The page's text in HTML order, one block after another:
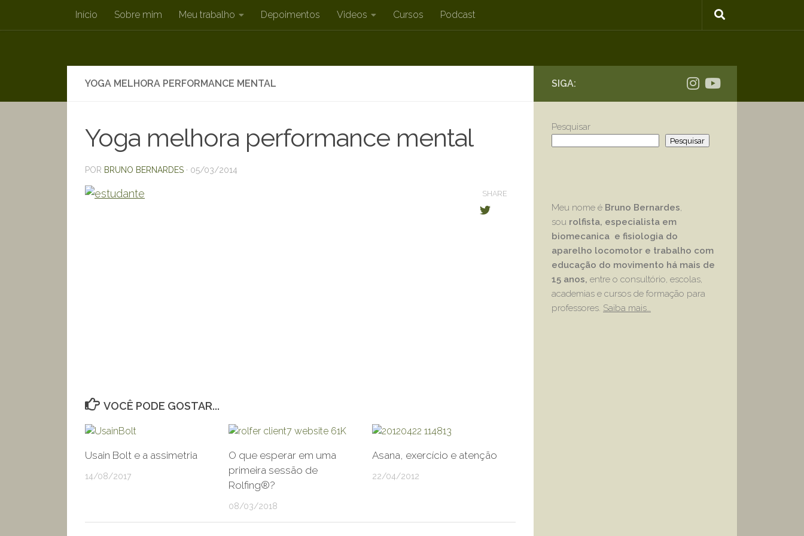
Skip to content
Início Sobre mim Meu trabalho Depoimentos Videos Cursos Podcast
YOGA MELHORA PERFORMANCE MENTAL
Yoga melhora performance mental
POR BRUNO BERNARDES · 05/03/2014
SHARE
VOCÊ PODE GOSTAR...
Usain Bolt e a assimetria
14/08/2017
O que esperar em uma
primeira sessão de
Rolfing®?
08/03/2018
Asana, exercício e atenção
22/04/2012
SIGA:
Pesquisar
Pesquisar
Meu nome é Bruno Bernardes,
sou rolfista, especialista em
biomecanica e fisiologia do
aparelho locomotor e trabalho com
educação do movimento há mais de
15 anos, entre o consultório, escolas,
academias e cursos de formação para
professores. Saiba mais…